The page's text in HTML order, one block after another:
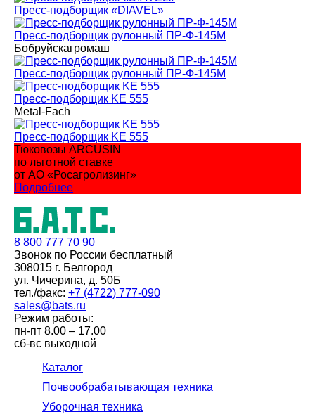
Пресс-подборщик «DIAVEL»
Пресс-подборщик рулонный ПР-Ф-145М
Бобруйскагромаш
Пресс-подборщик рулонный ПР-Ф-145М
Пресс-подборщик KE 555
Metal-Fach
Пресс-подборщик KE 555
Тюковозы ARCUSIN
по льготной ставке
от АО «Росагролизинг»
Подробнее
8 800 777 70 90
Звонок по России бесплатный
308015 г. Белгород
ул. Чичерина, д. 50Б
тел./факс: +7 (4722) 777-090
sales@bats.ru
Режим работы:
пн-пт 8.00 – 17.00
сб-вс выходной
Каталог
Почвообрабатывающая техника
Уборочная техника